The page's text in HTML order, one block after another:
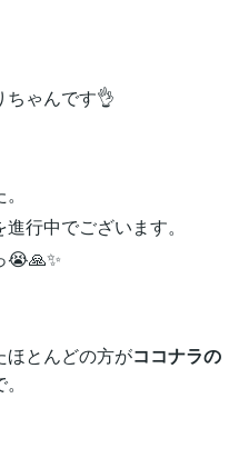
ちゃんです👌
行中でございます。
😭🙏✨
ほとんどの方がココナラの